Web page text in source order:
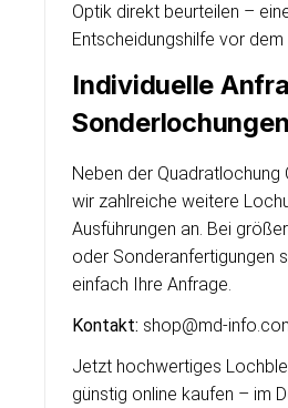
Optik direkt beurteilen –
Entscheidungshilfe vor dem
Individuelle
Sonderlochungen
Neben der Quadratlochung
wir zahlreiche weitere
Ausführungen an. Bei
oder Sonderanfertigungen
einfach Ihre Anfrage.
Kontakt: shop@md-
Jetzt hochwertiges
günstig online kaufen – im